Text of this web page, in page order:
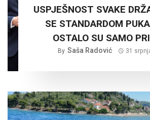
USPJEŠNOST SVAKE
SE STANDARDOM
OSTALO SU SAMO
By Saša Radović 31